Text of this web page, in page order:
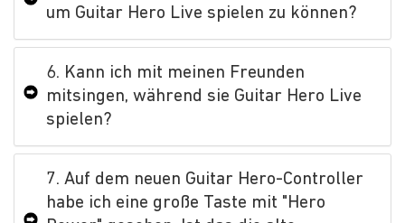
um Guitar Hero Live spielen zu können?
6. Kann ich mit meinen Freunden
mitsingen, während sie Guitar Hero Live
spielen?
7. Auf dem neuen Guitar Hero-Controller
habe ich eine große Taste mit "Hero